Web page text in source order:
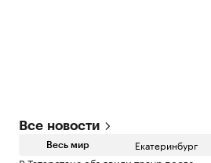
Все новости
Весь мир Екатеринбург